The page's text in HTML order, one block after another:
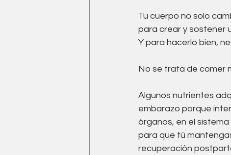
Medicina Tradicional China
Ejercicio drenaje linfatico
Tu cuerpo no solo
para crear y sostener
Y para hacerlo bien,
No se trata de comer
Algunos nutrientes
embarazo porque
órganos, en el
para que tú
recuperación